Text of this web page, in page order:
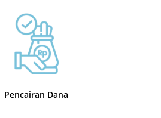
Pencairan Dana